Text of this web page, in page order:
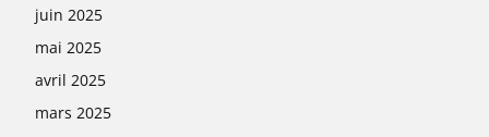
juin 2025
mai 2025
avril 2025
mars 2025